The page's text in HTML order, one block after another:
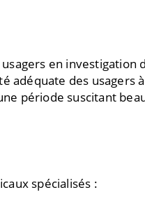
en investigation
adéquate des usagers
période suscitant
spécialisés :